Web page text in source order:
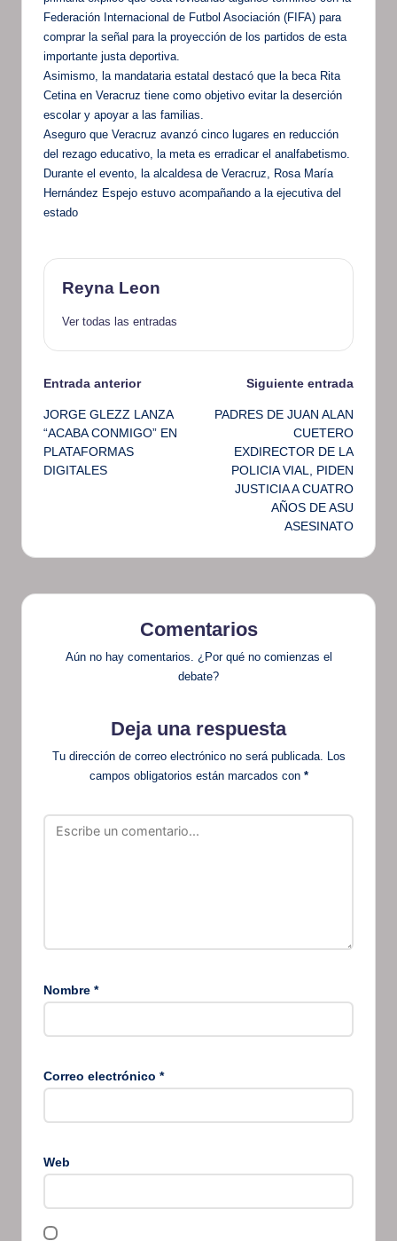
Federación Internacional de Futbol Asociación (FIFA) para
comprar la señal para la proyección de los partidos de esta
importante justa deportiva.
Asimismo, la mandataria estatal destacó que la beca Rita
Cetina en Veracruz tiene como objetivo evitar la deserción
escolar y apoyar a las familias.
Aseguro que Veracruz avanzó cinco lugares en reducción
del rezago educativo, la meta es erradicar el analfabetismo.
Durante el evento, la alcaldesa de Veracruz, Rosa María
Hernández Espejo estuvo acompañando a la ejecutiva del
estado
Reyna Leon
Ver todas las entradas
Navegación
de
entradas
Entrada anterior
JORGE GLEZZ LANZA
“ACABA CONMIGO” EN
PLATAFORMAS
DIGITALES
Siguiente entrada
PADRES DE JUAN ALAN
CUETERO
EXDIRECTOR DE LA
POLICIA VIAL, PIDEN
JUSTICIA A CUATRO
AÑOS DE ASU
ASESINATO
Comentarios
Aún no hay comentarios. ¿Por qué no comienzas el
debate?
Deja una respuesta
Tu dirección de correo electrónico no será publicada. Los
campos obligatorios están marcados con *
Nombre *
Correo electrónico *
Web